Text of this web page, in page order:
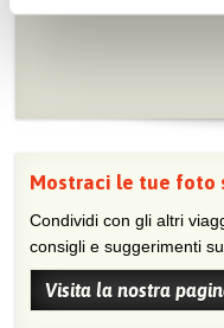
Mostraci le tue foto
Condividi con gli altri
consigli e suggerimenti
Visita la nostra